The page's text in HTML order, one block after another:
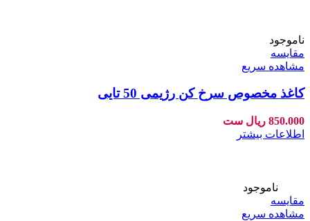
ناموجود
مقایسه
مشاهده سریع
کاغذ مخصوص سرخ کن رژیمی 50 تایی
850.000 ریال ست
اطلاعات بیشتر
ناموجود
مقایسه
مشاهده سریع